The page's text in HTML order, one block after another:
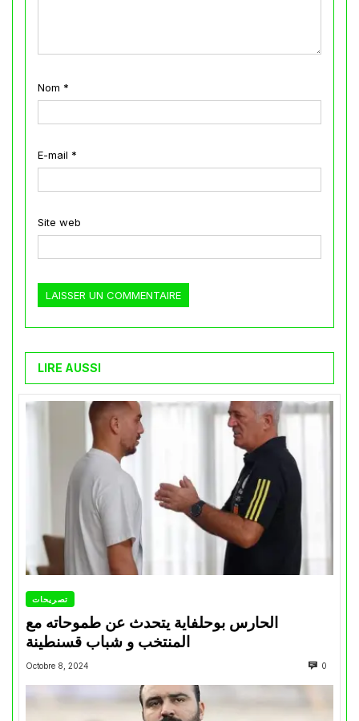
Nom *
E-mail *
Site web
LIRE AUSSI
تصريحات
الحارس بوحلفاية يتحدث عن طموحاته مع
المنتخب و شباب قسنطينة
Octobre 8, 2024 0